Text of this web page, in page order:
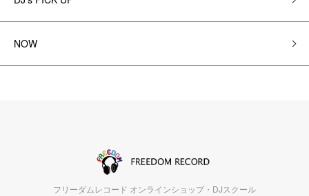
NOW
フリーダムレコード オンラインショップ・DJスクール